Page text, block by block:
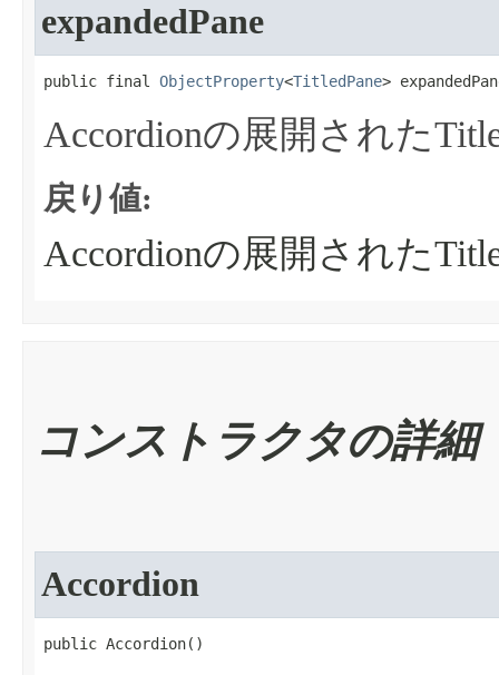
expandedPane
public final ObjectProperty<TitledPane>
Accordionの展開された
戻り値:
Accordionの展開された
コンストラクタの詳細
Accordion
public Accordion​()